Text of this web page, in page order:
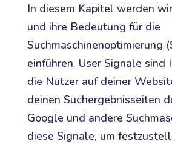
In diesem Kapitel werden
und ihre Bedeutung für die
Suchmaschinenoptimierung
einführen. User Signale sind
die Nutzer auf deiner
deinen Suchergebnisseiten
Google und andere
diese Signale, um